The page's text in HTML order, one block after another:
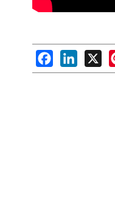
FacebookLinkedIn
X